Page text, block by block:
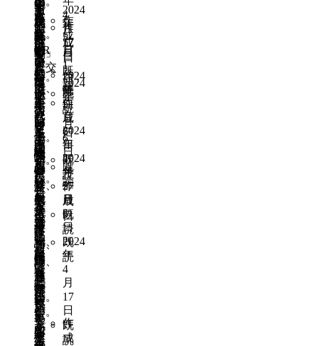
し
か
味
わ
え
な
い
人
と
の
関
わ
り、
気
持
ち
の
折
り
合
い
を
経
ず
れ
外
環
と
繋
が
っ
た
高
速
道
路
も
で
き
る
計
画
が
あ
っ
た
作
成
日
2024
年
5
月
6
日
既
読
作
成
日
2024
年
5
月
6
日
既
読
れ
ば
い
い
な。
作
成
日
2024
年
5
月
6
日
既
読
2024
年
5
月
1
日
既
読
い
い
な
ぁ。
作
成
日
2024
年
4
月
27
日
既
読
安
全
運
転
だ
と
通
学
路
も
安
心
で
き
る
け
ど、
信
号
無
視
と
か
い
て
い
る
の
で、
自
然
を
活
か
し
た
場
所
に
し
て
ほ
し
い。
あ
と
飽
き
る。
ト
イ
レ
が
汚
い
学
校
の
校
庭
で
放
課
後
遊
び
た
い
図
を
上
げ
る
こ
と
を
し
て
ほ
し
い。
こ
こ
で
働
い
て
結
婚
し
て
子
を
感
じ
る」
「交
通
イ
ン
フ
ラ
が
整
っ
て
い
て
通
勤、
通
学
し
や
す
さ
ん
空
き
教
室
が
あ
る
の
で
広
く
有
効
に
使
い
た
い。
作
成
ー
タ
が
QR
コ
ー
ド
な
ど
で
読
み
込
め
て
持
ち
帰
ら
な
く
て
も
ん
お
ば
あ
ち
ゃ
ん
に
見
て
も
ら
お
う
と
し
た
け
ど
操
作
が
難
る
の
で
割
れ
に
く
い
丈
夫
な
素
材
で
美
味
し
そ
う
に
見
え
る
う
な
市
に
若
い
人
は
住
ま
な
い
し
少
子
化
に
な
る
一
方
な
4
月
17
日
既
読
の
市
ま
で
出
掛
け
て
い
る。
駅
周
り
が
古
臭
く、
友
達
が
電
車
で
河
内
長
野
だ
け
遅
れ
て
い
る。
作
成
日
2024
年
4
月
17
日
既
読